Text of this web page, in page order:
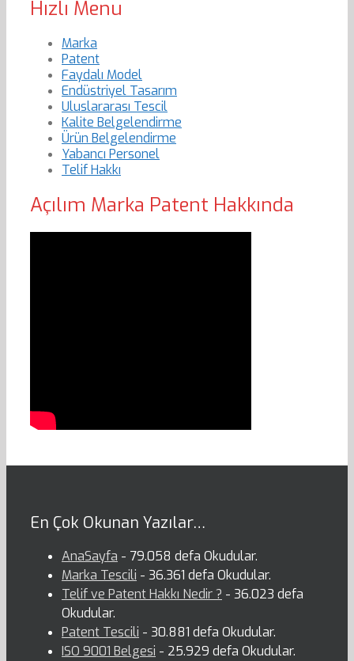
Hızlı Menu
Marka
Patent
Faydalı Model
Endüstriyel Tasarım
Uluslararası Tescil
Kalite Belgelendirme
Ürün Belgelendirme
Yabancı Personel
Telif Hakkı
Açılım Marka Patent Hakkında
En Çok Okunan Yazılar…
AnaSayfa - 79.058 defa Okudular.
Marka Tescili - 36.361 defa Okudular.
Telif ve Patent Hakkı Nedir ? - 36.023 defa
Okudular.
Patent Tescili - 30.881 defa Okudular.
ISO 9001 Belgesi - 25.929 defa Okudular.